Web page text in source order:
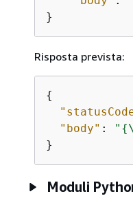
}
Risposta prevista:
{
"body" : " {
}
Moduli